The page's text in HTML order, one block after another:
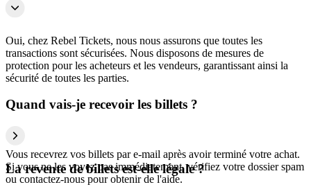
Oui, chez Rebel Tickets, nous nous assurons que toutes les
transactions sont sécurisées. Nous disposons de mesures de
protection pour les acheteurs et les vendeurs, garantissant ainsi la
sécurité de toutes les parties.
Quand vais-je recevoir les billets ?
Vous recevrez vos billets par e-mail après avoir terminé votre achat.
Si vous ne les voyez pas immédiatement, vérifiez votre dossier spam
ou contactez-nous pour obtenir de l'aide.
La revente de billets est-elle légale ?